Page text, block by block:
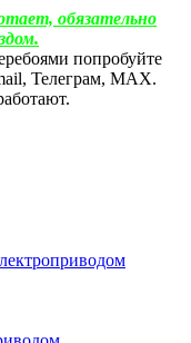
обязательно
попробуйте
Телеграм, МАХ.